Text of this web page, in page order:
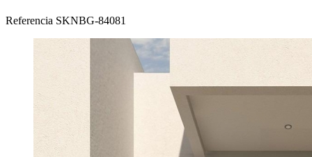
Referencia SKNBG-84081